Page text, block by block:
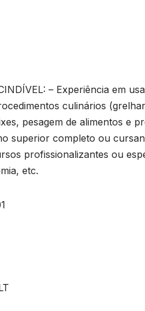
– Experiência em
culinários
pesagem de alimentos e
superior completo ou
profissionalizantes ou
etc.